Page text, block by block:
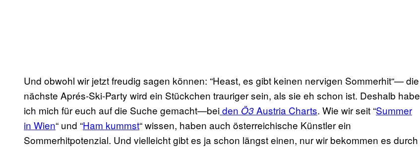
Und obwohl wir jetzt freudig sagen können: “Heast, es gibt keinen nervigen Sommerhit“— die
nächste Aprés-Ski-Party wird ein Stückchen trauriger sein, als sie eh schon ist. Deshalb habe
ich mich für euch auf die Suche gemacht—beiden Ö3Austria Charts. Wie wir seit “Summer
in Wien“ und “Ham kummst“ wissen, haben auch österreichische Künstler ein
Sommerhitpotenzial. Und vielleicht gibt es ja schon längst einen, nur wir bekommen es durch